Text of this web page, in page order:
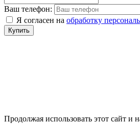
Ваш телефон:
Я согласен на обработку
Купить
Продолжая использовать этот сайт и